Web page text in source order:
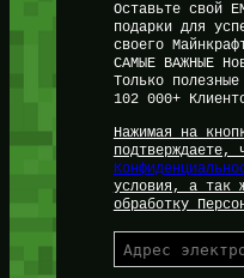
Оставьте свой
подарки для
своего
САМЫЕ ВАЖНЫЕ
Только
102 000+
Нажимая на
подтверждаете,
условия, а так
обработку